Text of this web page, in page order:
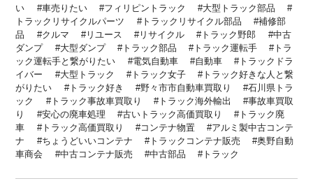
い
車売りたい フィリピントラック
大型トラック部品
トラックリサイクルパーツ
トラックリサイクル部品
補修部
品
クルマ リユース リサイクル トラック野郎
中古
ダンプ
大型ダンプ トラック部品 トラック運転手
トラ
ック運転手と繋がりたい
電気自動車 自動車
トラックドラ
イバー
大型トラック トラック女子
トラック好きな人と繋
がりたい
トラック好き 野々市市自動車買取り
石川県トラ
ック
トラック事故車買取り トラック海外輸出
事故車買取
り
安心の廃車処理 古いトラック高価買取り
トラック廃
車
トラック高価買取り コンテナ物置
アルミ製中古コンテ
ナ
ちょうどいいコンテナ トラックコンテナ販売
奥野自動
車商会
中古コンテナ販売 中古部品 トラック